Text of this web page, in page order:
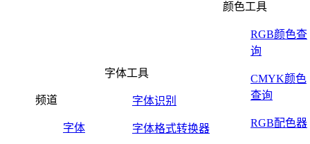
频道
字体
字体工具
字体识别
字体格式转换器
颜色工具
RGB颜色查
询
CMYK颜色
查询
RGB配色器